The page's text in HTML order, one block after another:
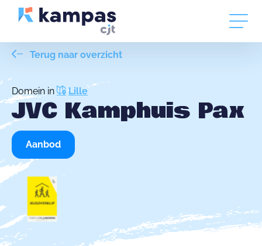
Terug naar overzicht
Domein in Lille
JVC Kamphuis Pax
Aanbod